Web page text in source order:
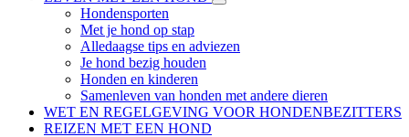
Hondensporten
Met je hond op stap
Alledaagse tips en adviezen
Je hond bezig houden
Honden en kinderen
Samenleven van honden met andere dieren
WET EN REGELGEVING VOOR HONDENBEZITTERS
REIZEN MET EEN HOND